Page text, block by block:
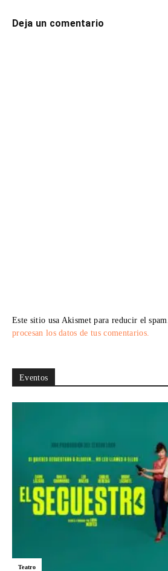
Deja un comentario
Este sitio usa Akismet para reducir el spam.
procesan los datos de tus comentarios.
Eventos
Teatro